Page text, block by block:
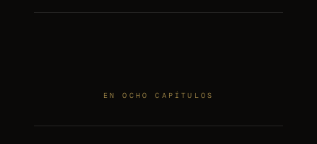
EN OCHO CAPÍTULOS